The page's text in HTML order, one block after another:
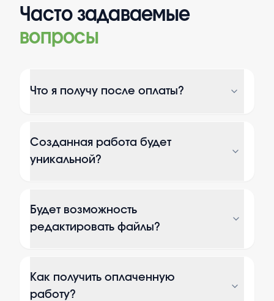
Часто задаваемые
вопросы
Что я получу после оплаты?
Созданная работа будет
уникальной?
Будет возможность
редактировать файлы?
Как получить оплаченную
работу?